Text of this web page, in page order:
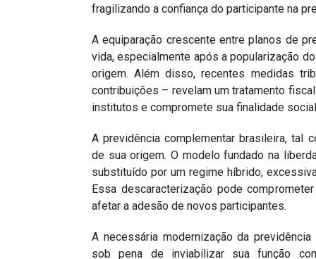
fragilizando a confiança do participante na
A equiparação crescente entre planos de
vida, especialmente após a popularização
origem. Além disso, recentes medidas
contribuições – revelam um tratamento
institutos e compromete sua finalidade
A previdência complementar brasileira, tal
de sua origem. O modelo fundado na
substituído por um regime híbrido,
Essa descaracterização pode
afetar a adesão de novos participantes.
A necessária modernização da
sob pena de inviabilizar sua função